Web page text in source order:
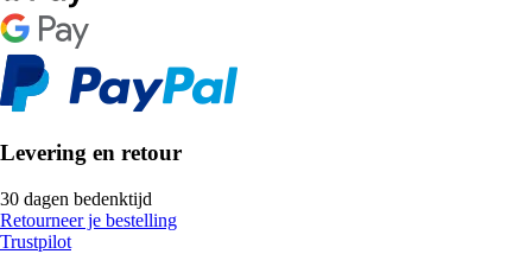
Levering en retour
30 dagen bedenktijd
Retourneer je bestelling
Trustpilot